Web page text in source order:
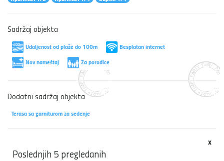
Sadržaj objekta
Udaljenost od plaže do 100m
Besplatan internet
Nov nameštaj
Za porodice
Dodatni sadržaj objekta
Terasa sa garniturom za sedenje
x
Poslednjih 5 pregledanih